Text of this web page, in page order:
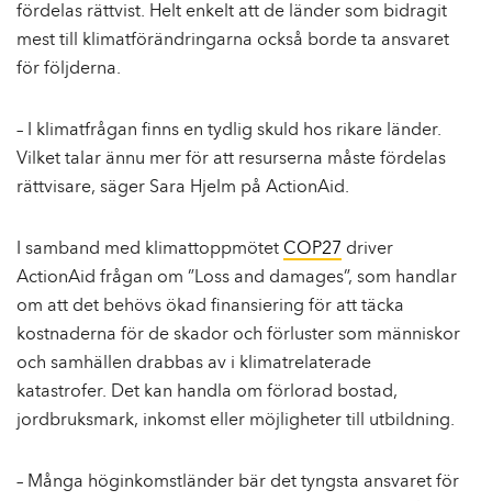
fördelas rättvist. Helt enkelt att de länder som bidragit
mest till klimatförändringarna också borde ta ansvaret
för följderna.
– I klimatfrågan finns en tydlig skuld hos rikare länder.
Vilket talar ännu mer för att resurserna måste fördelas
rättvisare, säger Sara Hjelm på ActionAid.
I samband med klimattoppmötet COP27 driver
ActionAid frågan om ”Loss and damages”, som handlar
om att det behövs ökad finansiering för att täcka
kostnaderna för de skador och förluster som människor
och samhällen drabbas av i klimatrelaterade
katastrofer. Det kan handla om förlorad bostad,
jordbruksmark, inkomst eller möjligheter till utbildning.
– Många höginkomstländer bär det tyngsta ansvaret för